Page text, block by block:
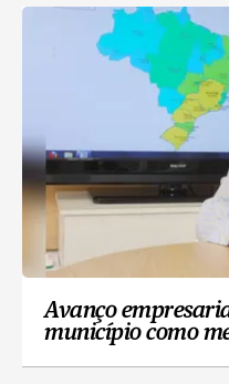
Avanço
município como